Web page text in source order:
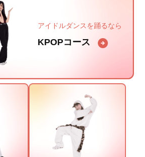
アイドルダンスを踊るなら
KPOPコース